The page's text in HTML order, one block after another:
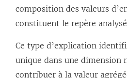
composition des valeurs
constituent le repère
Ce type d’explication
unique dans une dimension
contribuer à la valeur